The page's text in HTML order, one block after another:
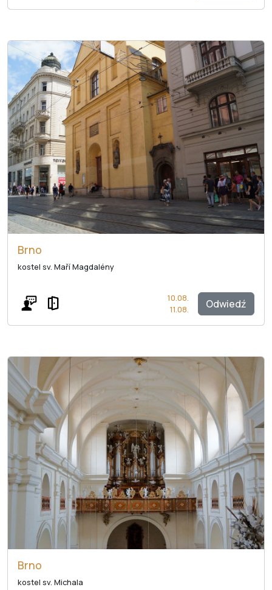
Brno
kostel sv. Maří Magdalény
Odwiedź
10.08.
11.08.
Brno
kostel sv. Michala